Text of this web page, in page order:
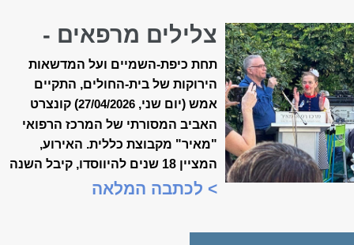
צלילים מרפאים -
קונצרט האביב ה-18
של ״מאיר״
תחת כיפת-השמיים ועל המדשאות
הירוקות של בית-החולים, התקיים
אמש (יום שני, 27/04/2026) קונצרט
האביב המסורתי של המרכז הרפואי
"מאיר" מקבוצת כללית. האירוע,
המציין 18 שנים להיווסדו, קיבל השנה
משמעות מיוחדת, כשנכלל לראשונה
> לכתבה המלאה